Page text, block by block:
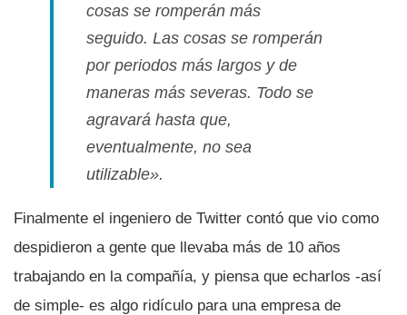
cosas se romperán más
seguido. Las cosas se romperán
por periodos más largos y de
maneras más severas. Todo se
agravará hasta que,
eventualmente, no sea
utilizable».
Finalmente el ingeniero de Twitter contó que vio como
despidieron a gente que llevaba más de 10 años
trabajando en la compañía, y piensa que echarlos -así
de simple- es algo ridículo para una empresa de